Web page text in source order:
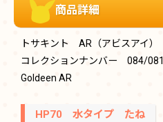
商品詳細
トサキント AR（アビスアイ）
コレクションナンバー 084/081
Goldeen AR
HP70 水タイプ たね